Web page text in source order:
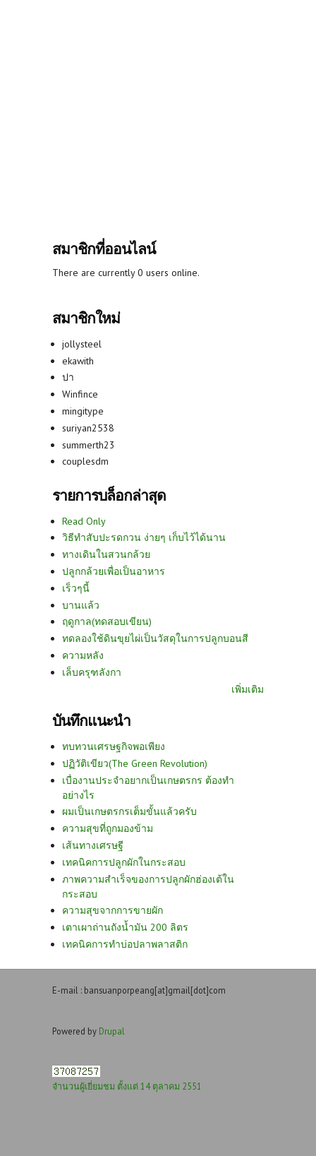
สมาชิกที่ออนไลน์
There are currently 0 users online.
สมาชิกใหม่
jollysteel
ekawith
ปา
Winfince
mingitype
suriyan2538
summerth23
couplesdm
รายการบล็อกล่าสุด
Read Only
วิธีทำสับปะรดกวน ง่ายๆ เก็บไว้ได้นาน
ทางเดินในสวนกล้วย
ปลูกกล้วยเพื่อเป็นอาหาร
เร็วๆนี้
บานแล้ว
ฤดูกาล(ทดสอบเขียน)
ทดลองใช้ดินขุยไผ่เป็นวัสดุในการปลูกบอนสี
ความหลัง
เล็บครุฑลังกา
เพิ่มเติม
บันทึกแนะนำ
ทบทวนเศรษฐกิจพอเพียง
ปฏิวัติเขียว(The Green Revolution)
เบื่องานประจำอยากเป็นเกษตรกร ต้องทำ
อย่างไร
ผมเป็นเกษตรกรเต็มขั้นแล้วครับ
ความสุขที่ถูกมองข้าม
เส้นทางเศรษฐี
เทคนิคการปลูกผักในกระสอบ
ภาพความสำเร็จของการปลูกผักฮ่องเต้ใน
กระสอบ
ความสุขจากการขายผัก
เตาเผาถ่านถังน้ำมัน 200 ลิตร
เทคนิคการทำบ่อปลาพลาสติก
E-mail : bansuanporpeang[at]gmail[dot]com
Powered by Drupal
จำนวนผู้เยี่ยมชม ตั้งแต่ 14 ตุลาคม 2551